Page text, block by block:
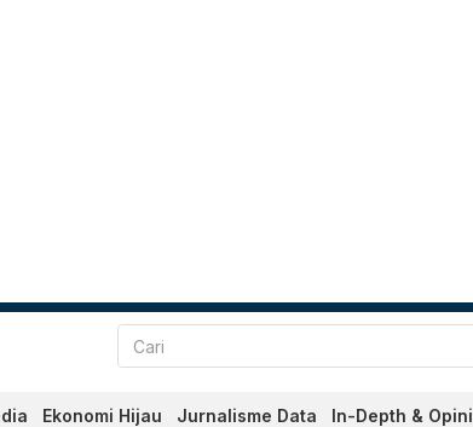
Ekonomi Hijau Jurnalisme Data In-Depth & Opini